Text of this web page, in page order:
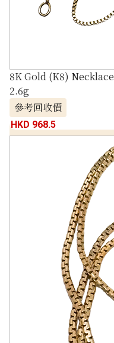
8K Gold (K8) Necklace
2.6g
參考回收價
HKD 968.5